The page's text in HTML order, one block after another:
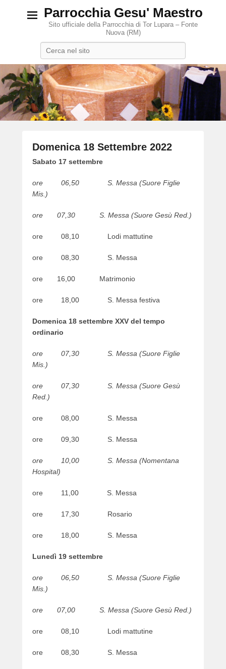
Parrocchia Gesu' Maestro
Sito ufficiale della Parrocchia di Tor Lupara – Fonte
Nuova (RM)
Domenica 18 Settembre 2022
P
s
t
d
n
7
0
2
b
w
e
m
s
e
r
Sabato 17 settembre
ore 06,50 S. Messa (Suore Figlie
Mis.)
ore 07,30 S. Messa (Suore Gesù Red.)
ore 08,10 Lodi mattutine
ore 08,30 S. Messa
ore 16,00 Matrimonio
ore 18,00 S. Messa festiva
Domenica 18 settembre XXV del tempo
ordinario
ore 07,30 S. Messa (Suore Figlie
Mis.)
ore 07,30 S. Messa (Suore Gesù
Red.)
ore 08,00 S. Messa
ore 09,30 S. Messa
ore 10,00 S. Messa (Nomentana
Hospital)
ore 11,00 S. Messa
ore 17,30 Rosario
ore 18,00 S. Messa
Lunedì 19 settembre
ore 06,50 S. Messa (Suore Figlie
Mis.)
ore 07,00 S. Messa (Suore Gesù Red.)
ore 08,10 Lodi mattutine
ore 08,30 S. Messa